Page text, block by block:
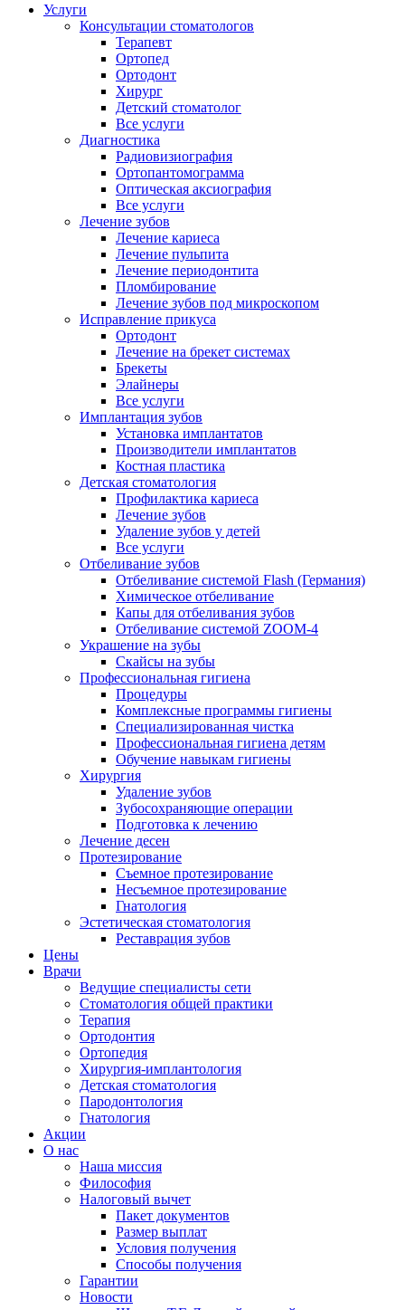
Услуги
Консультации стоматологов
Терапевт
Ортопед
Ортодонт
Хирург
Детский стоматолог
Все услуги
Диагностика
Радиовизиография
Ортопантомограмма
Оптическая аксиография
Все услуги
Лечение зубов
Лечение кариеса
Лечение пульпита
Лечение периодонтита
Пломбирование
Лечение зубов под микроскопом
Исправление прикуса
Ортодонт
Лечение на брекет системах
Брекеты
Элайнеры
Все услуги
Имплантация зубов
Установка имплантатов
Производители имплантатов
Костная пластика
Детская стоматология
Профилактика кариеса
Лечение зубов
Удаление зубов у детей
Все услуги
Отбеливание зубов
Отбеливание системой Flash (Германия)
Химическое отбеливание
Капы для отбеливания зубов
Отбеливание системой ZOOM-4
Украшение на зубы
Скайсы на зубы
Профессиональная гигиена
Процедуры
Комплексные программы гигиены
Специализированная чистка
Профессиональная гигиена детям
Обучение навыкам гигиены
Хирургия
Удаление зубов
Зубосохраняющие операции
Подготовка к лечению
Лечение десен
Протезирование
Съемное протезирование
Несъемное протезирование
Гнатология
Эстетическая стоматология
Реставрация зубов
Цены
Врачи
Ведущие специалисты сети
Стоматология общей практики
Терапия
Ортодонтия
Ортопедия
Хирургия-имплантология
Детская стоматология
Пародонтология
Гнатология
Акции
О нас
Наша миссия
Философия
Налоговый вычет
Пакет документов
Размер выплат
Условия получения
Способы получения
Гарантии
Новости